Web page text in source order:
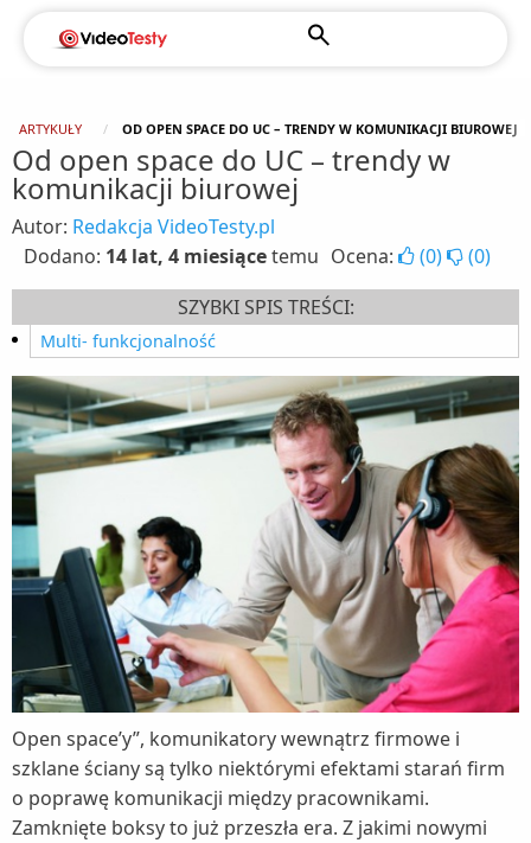
ARTYKUŁY OD OPEN SPACE DO UC – TRENDY W KOMUNIKACJI BIUROWEJ
Od open space do UC – trendy w
komunikacji biurowej
Autor: Redakcja VideoTesty.pl
Dodano: 14 lat, 4 miesiącetemu Ocena: (0) (0)
SZYBKI SPIS TREŚCI:
Multi- funkcjonalność
Open space’y”, komunikatory wewnątrz firmowe i
szklane ściany są tylko niektórymi efektami starań firm
o poprawę komunikacji między pracownikami.
Zamknięte boksy to już przeszła era. Z jakimi nowymi